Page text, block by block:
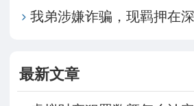
最新文章